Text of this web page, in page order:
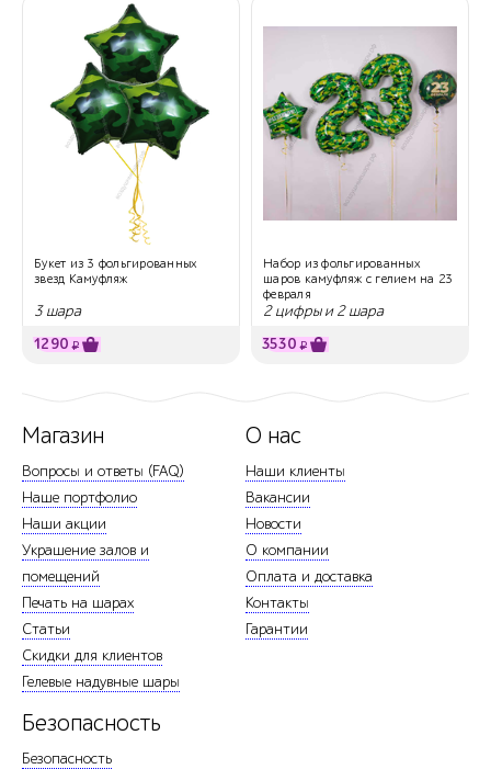
Букет из 3 фольгированных
звезд Камуфляж
3 шара
1290 ₽
Набор из фольгированных
шаров камуфляж с гелием на 23
февраля
2 цифры и 2 шара
3530 ₽
Магазин
Вопросы и ответы (FAQ)
Наше портфолио
Наши акции
Украшение залов и
помещений
Печать на шарах
Статьи
Скидки для клиентов
Гелевые надувные шары
О нас
Наши клиенты
Вакансии
Новости
О компании
Оплата и доставка
Контакты
Гарантии
Безопасность
Безопасность